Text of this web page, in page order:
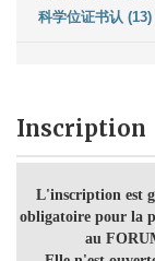
科学位证书认 (13)
Inscription
L'inscription est
obligatoire pour la
au